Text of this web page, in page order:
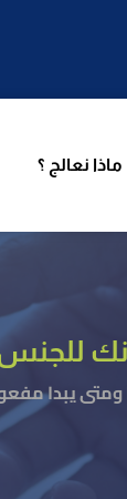
ماذا نعالج ؟
يبدا